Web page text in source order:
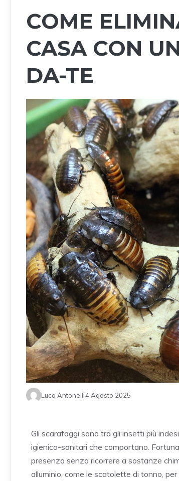
COME
CASA CON
DA-TE
Luca Antonelli4 Agosto 2025
Gli scarafaggi sono tra gli insetti più
igienico-sanitari che comportano.
presenza senza ricorrere a sostanze
alluminio, come le scatolette di tonno,